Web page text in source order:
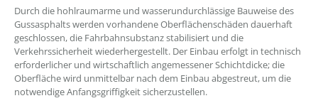
Durch die hohlraumarme und wasserundurchlässige Bauweise des
Gussasphalts werden vorhandene Oberflächenschäden dauerhaft
geschlossen, die Fahrbahnsubstanz stabilisiert und die
Verkehrssicherheit wiederhergestellt. Der Einbau erfolgt in technisch
erforderlicher und wirtschaftlich angemessener Schichtdicke; die
Oberfläche wird unmittelbar nach dem Einbau abgestreut, um die
notwendige Anfangsgriffigkeit sicherzustellen.